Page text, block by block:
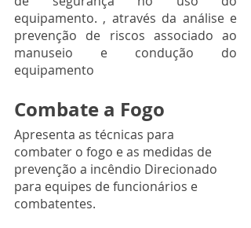
equipamento. , através da análise e
prevenção de riscos associado ao
manuseio e condução do
equipamento
Combate a Fogo
Apresenta as técnicas para
combater o fogo e as medidas de
prevenção a incêndio Direcionado
para equipes de funcionários e
combatentes.